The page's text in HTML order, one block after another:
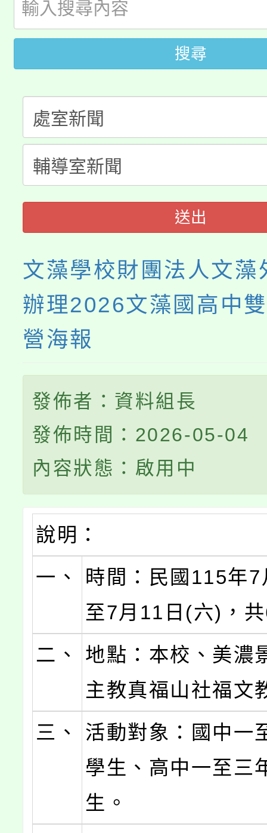
代理(課)教師甄選結果(
轉知中國文化大學推廣
《TA101》溝通分析基
心理、諮商輔導、社會
系所師生報名參加。
轉知苗栗縣政府辦理
門員」簡章及活動海報
踴躍報名參加。
桃園市115學年度學生
要點
「桃園市補助參觀特色
展演活動實施計畫」
115年度「教育部表揚
義教育推展貢獻獎」
搜尋
送出
文藻學校財團法人文藻
辦理2026文藻國高中
營海報
發佈者：資料組長
發佈時間：2026-05-04
內容狀態：啟用中
說明：
一、
時間：民國115年
至7月11日(六)，
二、
地點：本校、美濃
主教真福山社福文
三、
活動對象：國中一
學生、高中一至三
生。